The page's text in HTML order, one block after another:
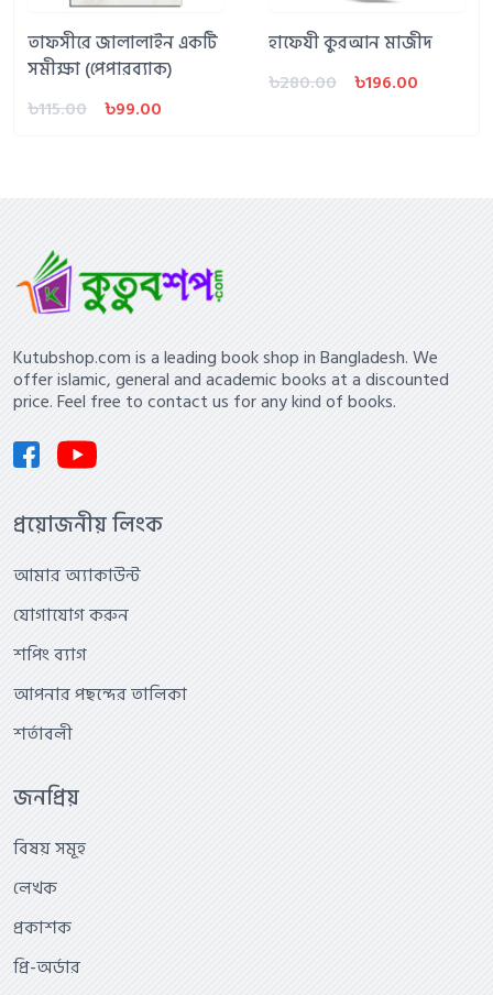
তাফসীরে জালালাইন একটি
সমীক্ষা (পেপারব্যাক)
৳115.00
৳99.00
হাফেযী কুরআন মাজীদ
৳280.00
৳196.00
Kutubshop.com is a leading book shop in Bangladesh. We
offer islamic, general and academic books at a discounted
price. Feel free to contact us for any kind of books.
প্রয়োজনীয় লিংক
আমার অ্যাকাউন্ট
যোগাযোগ করুন
শপিং ব্যাগ
আপনার পছন্দের তালিকা
শর্তাবলী
জনপ্রিয়
বিষয় সমূহ
লেখক
প্রকাশক
প্রি-অর্ডার